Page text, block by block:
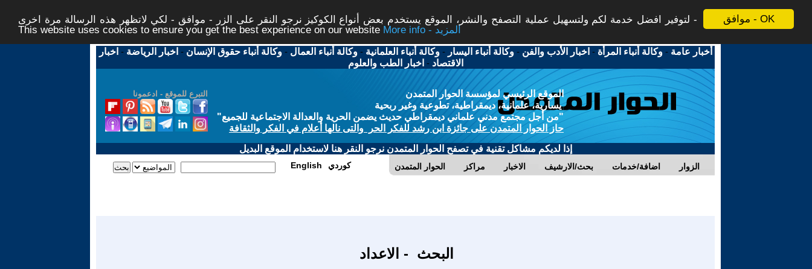
موافق - OK
لتوفير افضل خدمة لكم ولتسهيل عملية التصفح والنشر، الموقع يستخدم بعض أنواع الكوكيز نرجو النقر على الزر - موافق - لكي لاتظهر هذه الرسالة مرة اخرى -
This website uses cookies to ensure you get the best experience on our website
More info - المزيد
أخبار عامة -وكالة أنباء المرأة - اخبار الأدب والفن -وكالة أنباء اليسار -وكالة أنباء العلمانية -وكالة أنباء العمال -وكالة أنباء حقوق الإنسان - اخبار الرياضة - اخبار
الاقتصاد - اخبار الطب والعلوم
التبرع للموقع - ادعمونا
الموقع الرئيسي لمؤسسة الحوار المتمدن
يسارية، علمانية، ديمقراطية، تطوعية وغير ربحية
"من أجل مجتمع مدني علماني ديمقراطي حديث يضمن الحرية والعدالة الاجتماعية للجميع"
حاز الحوار المتمدن على جائزة ابن رشد للفكر الحر والتى نالها أعلام في الفكر والثقافة
إذا لديكم مشاكل تقنية في تصفح الحوار المتمدن نرجو النقر هنا لاستخدام الموقع البديل
الحوار المتمدن مراكز الاخبار بحث/الارشيف اضافة/خدمات الزوار English كوردي
البحث - الاعداد